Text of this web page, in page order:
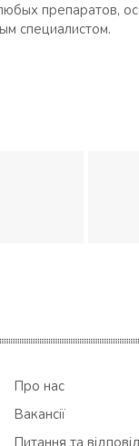
препаратов,
специалистом.
Про нас
Вакансії
Питання та